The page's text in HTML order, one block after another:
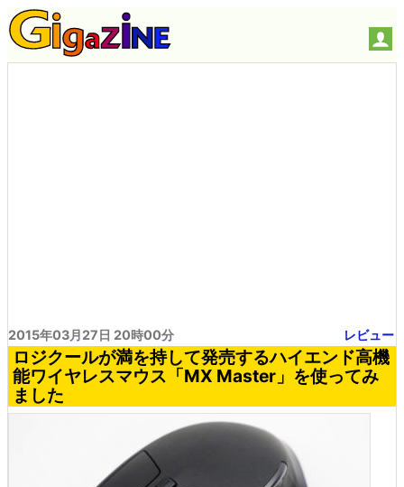
2015年03月27日 20時00分 レビュー
ロジクールが満を持して発売するハイエンド高機
能ワイヤレスマウス「MX Master」を使ってみ
ました